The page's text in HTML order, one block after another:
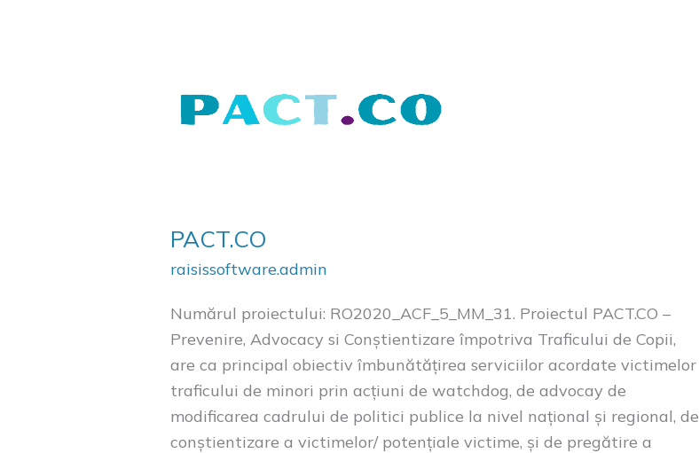
PACT.CO
raisissoftware.admin
Numărul proiectului: RO2020_ACF_5_MM_31. Proiectul PACT.CO –
Prevenire, Advocacy si Conștientizare împotriva Traficului de Copii,
are ca principal obiectiv îmbunătățirea serviciilor acordate victimelor
traficului de minori prin acțiuni de watchdog, de advocay de
modificarea cadrului de politici publice la nivel național și regional, de
conștientizare a victimelor/ potențiale victime, și de pregătire a